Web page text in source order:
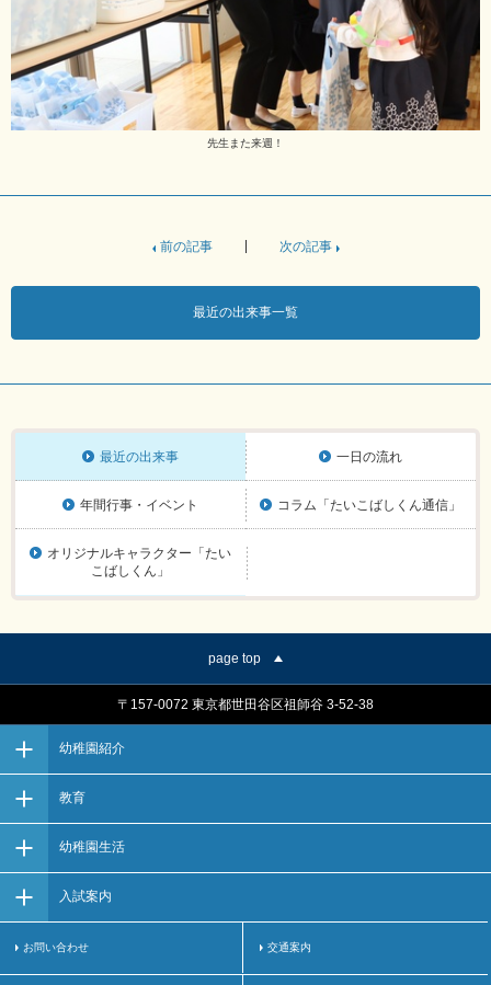
先生また来週！
前の記事 次の記事
最近の出来事一覧
最近の出来事 一日の流れ
年間行事・イベント コラム「たいこばしくん通信」
オリジナルキャラクター「たい
こばしくん」
page top
〒157-0072 東京都世田谷区祖師谷 3-52-38
幼稚園紹介
教育
幼稚園生活
入試案内
お問い合わせ 交通案内